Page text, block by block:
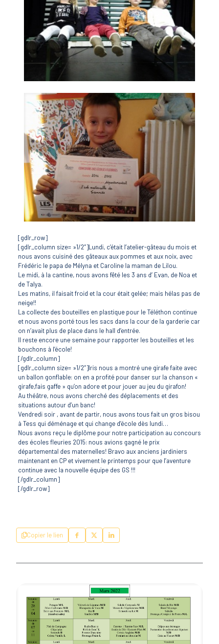
[gdlr_row]
[gdlr_column size= »1/2″]Lundi, c’était l’atelier-gâteau du mois et
nous avons cuisiné des gâteaux aux pommes et aux noix, avec
Frédéric le papa de Mélyna et Caroline la maman de Lilou.
Le midi, à la cantine, nous avons fêté les 3 ans d’ Evan, de Noa et
de Talya.
Les matins, il faisait froid et la cour était gelée; mais hélas pas de
neige!!
La collecte des bouteilles en plastique pour le Téléthon continue
et nous avons porté tous les sacs dans la cour de la garderie car
on n’avait plus de place dans le hall d’entrée.
Il reste encore une semaine pour rapporter les bouteilles et les
bouchons à l’école!
[/gdlr_column]
[gdlr_column size= »1/2″]Iris nous a montré une girafe faite avec
un ballon gonflable: on en a profité pour danser sur la chanson «
girafe,fais gaffe » qu’on adore et pour jouer au jeu du girafon!
Au théâtre, nous avons cherché des déplacements et des
situations autour d’un banc!
Vendredi soir , avant de partir, nous avons tous fait un gros bisou
à Tess qui déménage et qui change d’école dès lundi…
Nous avons reçu le diplôme pour notre participation au concours
des écoles fleuries 2015: nous avions gagné le prix
départemental des maternelles! Bravo aux anciens jardiniers
maintenant en CP et vivement le printemps pour que l’aventure
continue avec la nouvelle équipe des GS !!!
[/gdlr_column]
[/gdlr_row]
Copier le lien